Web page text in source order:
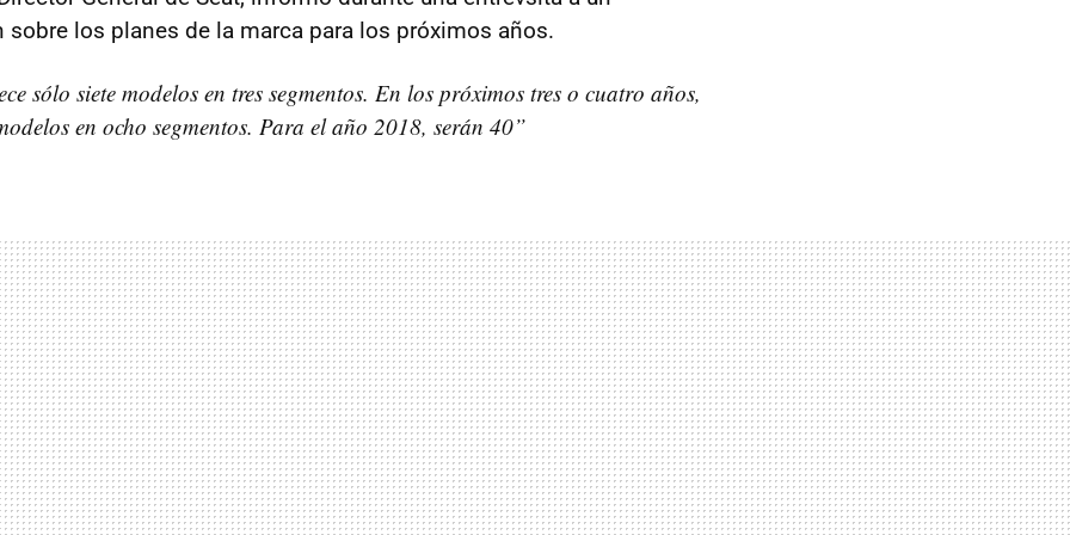
sobre los planes de la marca para los próximos años.
sólo siete modelos en tres segmentos. En los próximos tres o cuatro años,
en ocho segmentos. Para el año 2018, serán 40”